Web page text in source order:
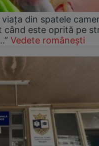
din spatele
când este oprită pe
Vedete românești